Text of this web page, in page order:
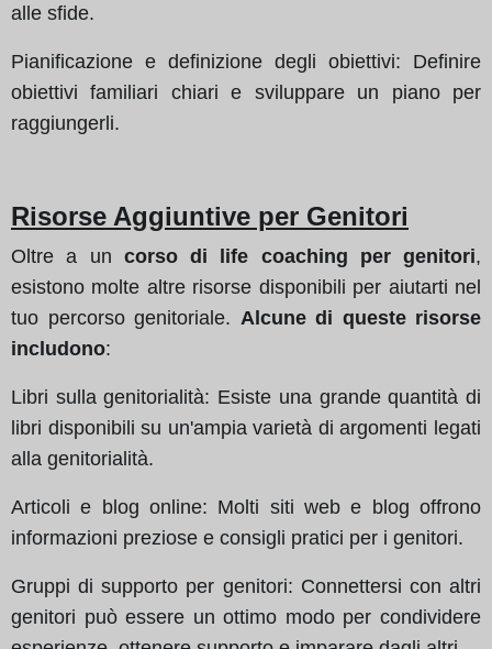
alle sfide.
Pianificazione e definizione degli obiettivi: Definire
obiettivi familiari chiari e sviluppare un piano per
raggiungerli.
Risorse Aggiuntive per Genitori
Oltre a un corso di life coaching per genitori,
esistono molte altre risorse disponibili per aiutarti nel
tuo percorso genitoriale. Alcune di queste risorse
includono:
Libri sulla genitorialità: Esiste una grande quantità di
libri disponibili su un'ampia varietà di argomenti legati
alla genitorialità.
Articoli e blog online: Molti siti web e blog offrono
informazioni preziose e consigli pratici per i genitori.
Gruppi di supporto per genitori: Connettersi con altri
genitori può essere un ottimo modo per condividere